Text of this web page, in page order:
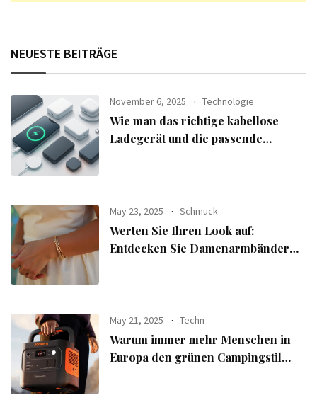
NEUESTE BEITRÄGE
November 6, 2025 Technologie
Wie man das richtige kabellose
Ladegerät und die passende
May 23, 2025 Schmuck
Werten Sie Ihren Look auf:
Entdecken Sie Damenarmbänder
May 21, 2025 Techn
Warum immer mehr Menschen in
Europa den grünen Campingstil